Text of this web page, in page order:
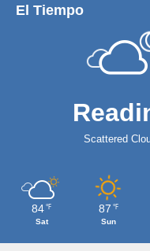
El Tiempo
Scattered
84 ℉
Sat
87 ℉
Sun